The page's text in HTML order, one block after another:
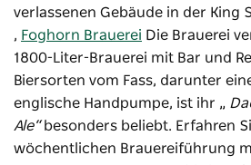
verlassenen Gebäude in der King
, Foghorn Brauerei Die Brauerei
1800-Liter-Brauerei mit Bar und
Biersorten vom Fass, darunter
englische Handpumpe, ist ihr „
Ale“besonders beliebt. Erfahren
wöchentlichen Brauereiführung